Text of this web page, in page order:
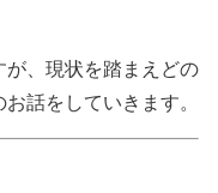
、現状を踏まえどの
話をしていきます。